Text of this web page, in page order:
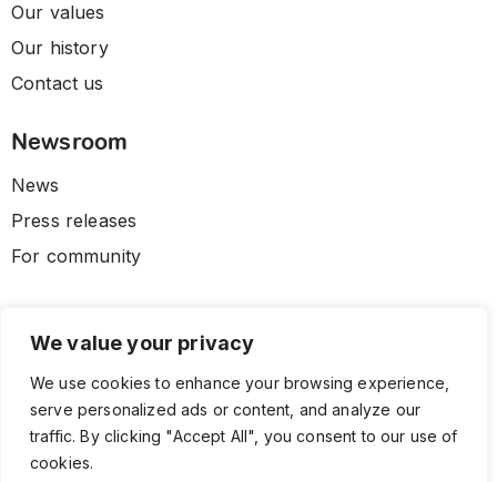
We value your privacy
We use cookies to enhance your browsing experience,
serve personalized ads or content, and analyze our
traffic. By clicking "Accept All", you consent to our use of
cookies.
Our values
Our history
Contact us
Newsroom
News
Press releases
For community
© 2026 CLL HEALTH. All Rights Reserved.